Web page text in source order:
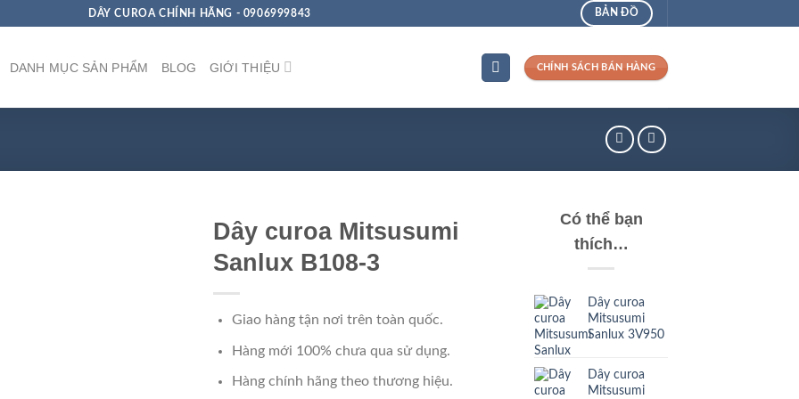
DÂY CUROA CHÍNH HÃNG - 0906999843 BẢN ĐỒ
DANH MỤC SẢN PHẨM BLOG GIỚI THIỆU CHÍNH SÁCH BÁN HÀNG
Dây curoa Mitsusumi
Sanlux B108-3
Giao hàng tận nơi trên toàn quốc.
Hàng mới 100% chưa qua sử dụng.
Hàng chính hãng theo thương hiệu.
Có thể bạn
thích…
Dây curoa
Mitsusumi
Sanlux 3V950
Dây curoa
Mitsusumi